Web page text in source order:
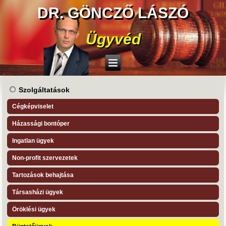
DR. GÖNCZŐ LÁSZÓ
Ügyvéd
Szolgáltatások
Cégképviselet
Házassági bontóper
Ingatlan ügyek
Non-profit szervezetek
Tartozások behajtása
Társasházi ügyek
Öröklési ügyek